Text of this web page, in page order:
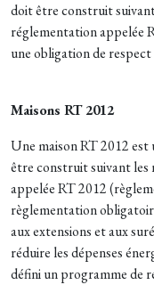
doit être construit
réglementation appelée
une obligation de
Maisons RT 2012
Une maison RT 2012
être construit suivant les
appelée RT 2012
règlementation
aux extensions et aux
réduire les dépenses
défini un programme de